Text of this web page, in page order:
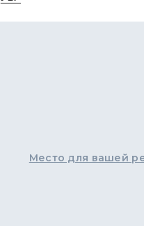
Место для вашей